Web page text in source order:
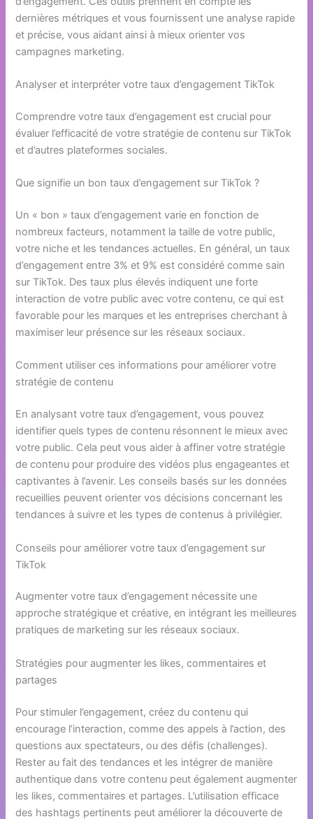
dernières métriques et vous fournissent une analyse rapide
et précise, vous aidant ainsi à mieux orienter vos
campagnes marketing.
Analyser et interpréter votre taux d’engagement TikTok
Comprendre votre taux d’engagement est crucial pour
évaluer l’efficacité de votre stratégie de contenu sur TikTok
et d’autres plateformes sociales.
Que signifie un bon taux d’engagement sur TikTok ?
Un « bon » taux d’engagement varie en fonction de
nombreux facteurs, notamment la taille de votre public,
votre niche et les tendances actuelles. En général, un taux
d’engagement entre 3% et 9% est considéré comme sain
sur TikTok. Des taux plus élevés indiquent une forte
interaction de votre public avec votre contenu, ce qui est
favorable pour les marques et les entreprises cherchant à
maximiser leur présence sur les réseaux sociaux.
Comment utiliser ces informations pour améliorer votre
stratégie de contenu
En analysant votre taux d’engagement, vous pouvez
identifier quels types de contenu résonnent le mieux avec
votre public. Cela peut vous aider à affiner votre stratégie
de contenu pour produire des vidéos plus engageantes et
captivantes à l’avenir. Les conseils basés sur les données
recueillies peuvent orienter vos décisions concernant les
tendances à suivre et les types de contenus à privilégier.
Conseils pour améliorer votre taux d’engagement sur
TikTok
Augmenter votre taux d’engagement nécessite une
approche stratégique et créative, en intégrant les meilleures
pratiques de marketing sur les réseaux sociaux.
Stratégies pour augmenter les likes, commentaires et
partages
Pour stimuler l’engagement, créez du contenu qui
encourage l’interaction, comme des appels à l’action, des
questions aux spectateurs, ou des défis (challenges).
Rester au fait des tendances et les intégrer de manière
authentique dans votre contenu peut également augmenter
les likes, commentaires et partages. L’utilisation efficace
des hashtags pertinents peut améliorer la découverte de